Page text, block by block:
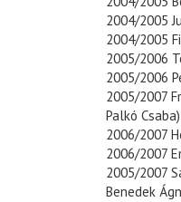
2004/2005
2004/2005
2005/2006
2005/2006
2005/2007
Palkó Csaba)
2006/2007
2006/2007
2005/2007
Benedek